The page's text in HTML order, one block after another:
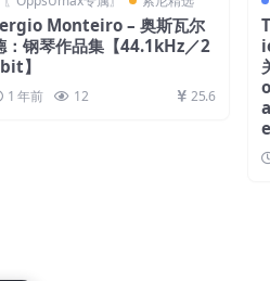
Monteiro – 奥斯瓦尔
：钢琴作品集【44.1kHz／2
】
1 年前 12 25.6